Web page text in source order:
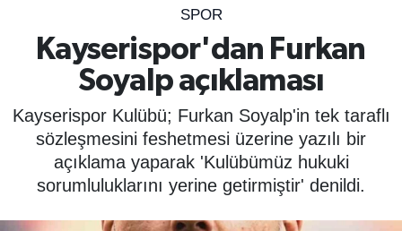
SPOR
Kayserispor'dan Furkan
Soyalp açıklaması
Kayserispor Kulübü; Furkan Soyalp'in tek taraflı
sözleşmesini feshetmesi üzerine yazılı bir
açıklama yaparak 'Kulübümüz hukuki
sorumluluklarını yerine getirmiştir' denildi.
ÇEVRE
YAŞAM
BİLİM - TEKNOLOJİ